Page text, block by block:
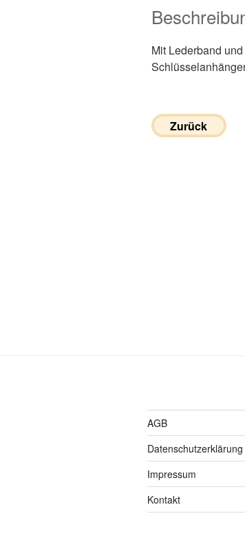
Mit Lederband
Zurück
AGB
Datenschutzerklärung
Impressum
Kontakt